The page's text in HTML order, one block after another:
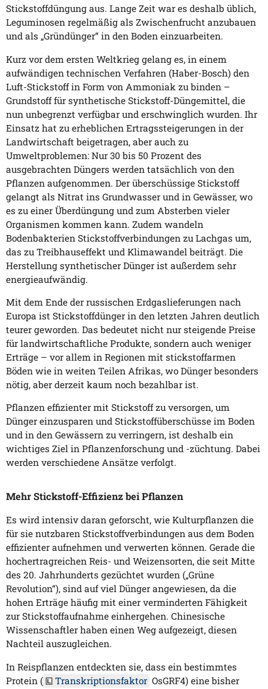
Stickstoffdüngung aus. Lange Zeit war es deshalb üblich,
Leguminosen regelmäßig als Zwischenfrucht anzubauen
und als „Gründünger“ in den Boden einzuarbeiten.
Kurz vor dem ersten Weltkrieg gelang es, in einem
aufwändigen technischen Verfahren (Haber-Bosch) den
Luft-Stickstoff in Form von Ammoniak zu binden –
Grundstoff für synthetische Stickstoff-Düngemittel, die
nun unbegrenzt verfügbar und erschwinglich wurden. Ihr
Einsatz hat zu erheblichen Ertragssteigerungen in der
Landwirtschaft beigetragen, aber auch zu
Umweltproblemen: Nur 30 bis 50 Prozent des
ausgebrachten Düngers werden tatsächlich von den
Pflanzen aufgenommen. Der überschüssige Stickstoff
gelangt als Nitrat ins Grundwasser und in Gewässer, wo
es zu einer Überdüngung und zum Absterben vieler
Organismen kommen kann. Zudem wandeln
Bodenbakterien Stickstoffverbindungen zu Lachgas um,
das zu Treibhauseffekt und Klimawandel beiträgt. Die
Herstellung synthetischer Dünger ist außerdem sehr
energieaufwändig.
Mit dem Ende der russischen Erdgaslieferungen nach
Europa ist Stickstoffdünger in den letzten Jahren deutlich
teurer geworden. Das bedeutet nicht nur steigende Preise
für landwirtschaftliche Produkte, sondern auch weniger
Erträge – vor allem in Regionen mit stickstoffarmen
Böden wie in weiten Teilen Afrikas, wo Dünger besonders
nötig, aber derzeit kaum noch bezahlbar ist.
Pflanzen effizienter mit Stickstoff zu versorgen, um
Dünger einzusparen und Stickstoffüberschüsse im Boden
und in den Gewässern zu verringern, ist deshalb ein
wichtiges Ziel in Pflanzenforschung und -züchtung. Dabei
werden verschiedene Ansätze verfolgt.
Mehr Stickstoff-Effizienz bei Pflanzen
Es wird intensiv daran geforscht, wie Kulturpflanzen die
für sie nutzbaren Stickstoffverbindungen aus dem Boden
effizienter aufnehmen und verwerten können. Gerade die
hochertragreichen Reis- und Weizensorten, die seit Mitte
des 20. Jahrhunderts gezüchtet wurden („Grüne
Revolution“), sind auf viel Dünger angewiesen, da die
hohen Erträge häufig mit einer verminderten Fähigkeit
zur Stickstoffaufnahme einhergehen. Chinesische
Wissenschaftler haben einen Weg aufgezeigt, diesen
Nachteil auszugleichen.
In Reispflanzen entdeckten sie, dass ein bestimmtes
Protein (
Transkriptionsfaktor OsGRF4) eine bisher